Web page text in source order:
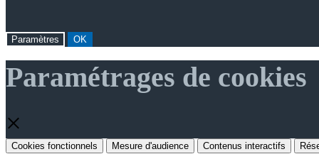
Paramètres OK
Paramétrages de cookies
×
Cookies fonctionnels Mesure d'audience Contenus interactifs